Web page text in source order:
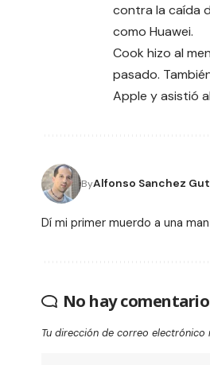
contra la caída
como Huawei.
Cook hizo al
pasado.
Apple y asistió
ByAlfonso Sanchez
Dí mi primer muerdo a una
No hay
Tu dirección de correo electrónico